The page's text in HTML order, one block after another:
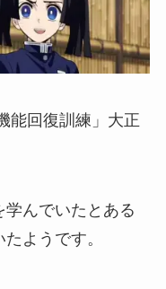
能回復訓練」大正
んでいたとある
ようです。